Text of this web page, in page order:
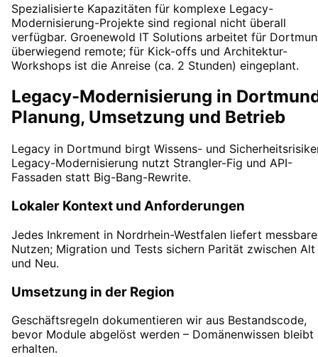
Spezialisierte Kapazitäten für komplexe Legacy-
Modernisierung-Projekte sind regional nicht überall
verfügbar. Groenewold IT Solutions arbeitet für
überwiegend remote; für Kick-offs und Architektur-
Workshops ist die Anreise (ca. 2 Stunden) eingeplant.
Legacy-Modernisierung in
Planung, Umsetzung und Betrieb
Legacy in Dortmund birgt Wissens- und
Legacy-Modernisierung nutzt Strangler-Fig und API-
Fassaden statt Big-Bang-Rewrite.
Lokaler Kontext und Anforderungen
Jedes Inkrement in Nordrhein-Westfalen liefert
Nutzen; Migration und Tests sichern Parität zwischen Alt
und Neu.
Umsetzung in der Region
Geschäftsregeln dokumentieren wir aus Bestandscode,
bevor Module abgelöst werden – Domänenwissen bleibt
erhalten.